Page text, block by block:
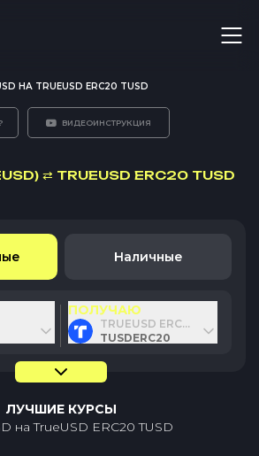
НА TRUEUSD ERC20 TUSD
ВИДЕОИНСТРУКЦИЯ
⇄ TRUEUSD ERC20 TUSD
Наличные
ПОЛУЧАЮ
TRUEUSD ERC20 TUSD
TUSDERC20
ЛУЧШИЕ КУРСЫ
наTrueUSD ERC20 TUSD